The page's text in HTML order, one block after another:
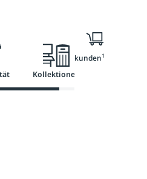
Kollektionen
Nur für Geschäftskunden1